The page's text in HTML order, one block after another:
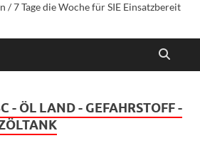
/ 7 Tage die Woche für SIE Einsatzbereit
- ÖL LAND - GEFAHRSTOFF -